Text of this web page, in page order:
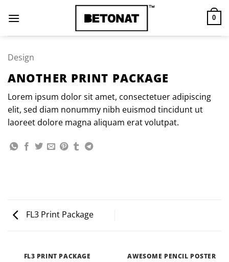
Inhalt
0
Design
ANOTHER PRINT PACKAGE
Lorem ipsum dolor sit amet, consectetuer adipiscing
elit, sed diam nonummy nibh euismod tincidunt ut
laoreet dolore magna aliquam erat volutpat.
FL3 Print Package
FL3 PRINT PACKAGE AWESOME PENCIL POSTER